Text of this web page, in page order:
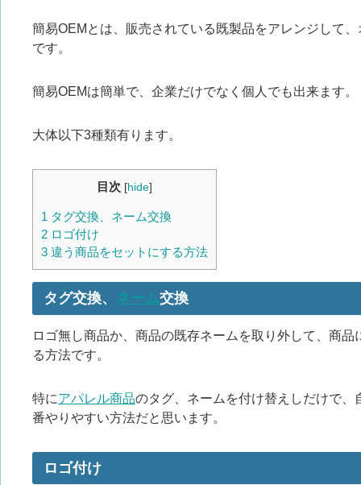
簡易OEMとは、販売されている既製品をアレンジして
です。
簡易OEMは簡単で、企業だけでなく個人でも出来ます。
大体以下3種類有ります。
目次 [hide]
1 タグ交換、ネーム交換
2 ロゴ付け
3 違う商品をセットにする方法
タグ交換、 ネーム交換
ロゴ無し商品か、商品の既存ネームを取り外して、商
る方法です。
特にアパレル商品のタグ、ネームを付け替えしだけで
番やりやすい方法だと思います。
ロゴ付け